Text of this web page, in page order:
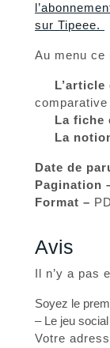
sur Tipeee.
Au menu ce
L’article
La fiche
La
Date de
Pagination
Format –
Avis
Il n’y a pas
Soyez le
– Le jeu
Votre